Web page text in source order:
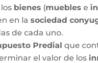
bienes (muebles e
en lasociedad
de cada uno.
Predial que
el valor de los